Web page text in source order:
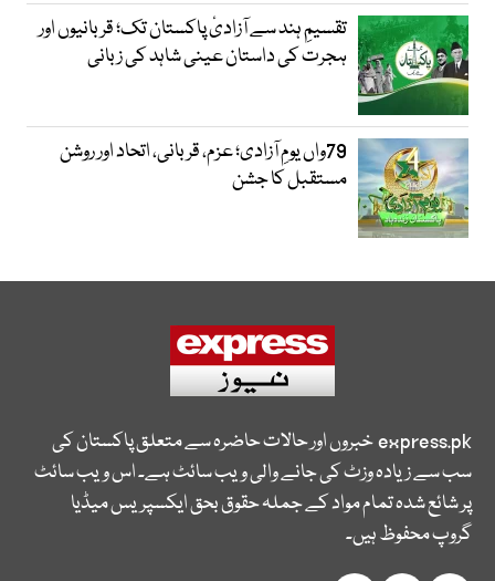
تقسیمِ ہند سے آزادیٔ پاکستان تک؛ قربانیوں اور
ہجرت کی داستان عینی شاہد کی زبانی
79واں یومِ آزادی؛ عزم، قربانی، اتحاد اور روشن
مستقبل کا جشن
express.pkخبروں اور حالات حاضرہ سے متعلق پاکستان کی
سب سے زیادہ وزٹ کی جانے والی ویب سائٹ ہے۔ اس ویب سائٹ
پر شائع شدہ تمام مواد کے جملہ حقوق بحق ایکسپریس میڈیا
گروپ محفوظ ہیں۔